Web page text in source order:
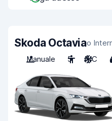
Skoda Octaviao
Manuale
5 A/C